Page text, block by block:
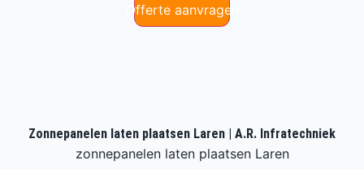
Offerte aanvragen
Zonnepanelen laten plaatsen Laren | A.R. Infratechniek
zonnepanelen laten plaatsen Laren